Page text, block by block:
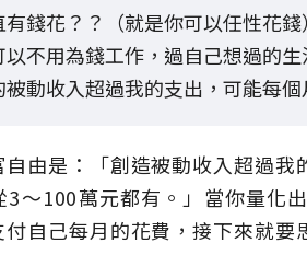
錢花？？（就是你可以任性花錢）
不用為錢工作，過自己想過的生
動收入超過我的支出，可能每
由是：「創造被動收入超過
3～100萬元都有。」當你量化
自己每月的花費，接下來就要